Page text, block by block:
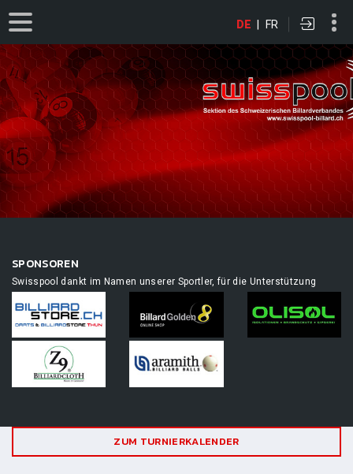
DE | FR
SPONSOREN
Swisspool dankt im Namen unserer Sportler, für die Unterstützung
ZUM TURNIERKALENDER